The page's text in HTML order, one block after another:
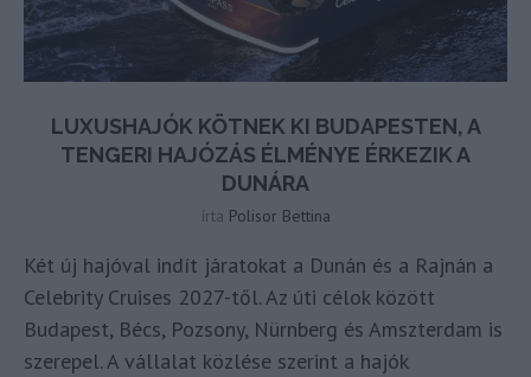
LUXUSHAJÓK KÖTNEK KI BUDAPESTEN, A
TENGERI HAJÓZÁS ÉLMÉNYE ÉRKEZIK A
DUNÁRA
írta Polisor Bettina
Két új hajóval indít járatokat a Dunán és a Rajnán a
Celebrity Cruises 2027-től. Az úti célok között
Budapest, Bécs, Pozsony, Nürnberg és Amszterdam is
szerepel. A vállalat közlése szerint a hajók